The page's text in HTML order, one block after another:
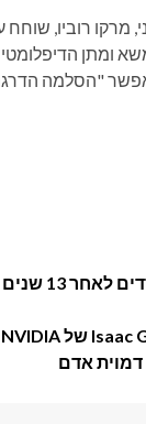
מרקו רוביו, שוחח
ומתן הדיפלומטי
"הסלמה
דמוית אדם